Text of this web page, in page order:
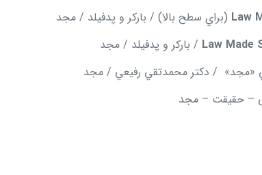
Law (براي سطح بالا) / باركر و پدفيلد / مجد
Law Made / باركر و پدفيلد / مجد